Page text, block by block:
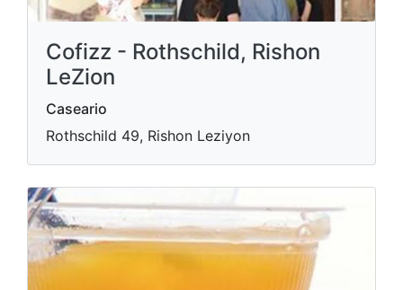
Cofizz - Rothschild, Rishon
LeZion
Caseario
Rothschild 49, Rishon Leziyon